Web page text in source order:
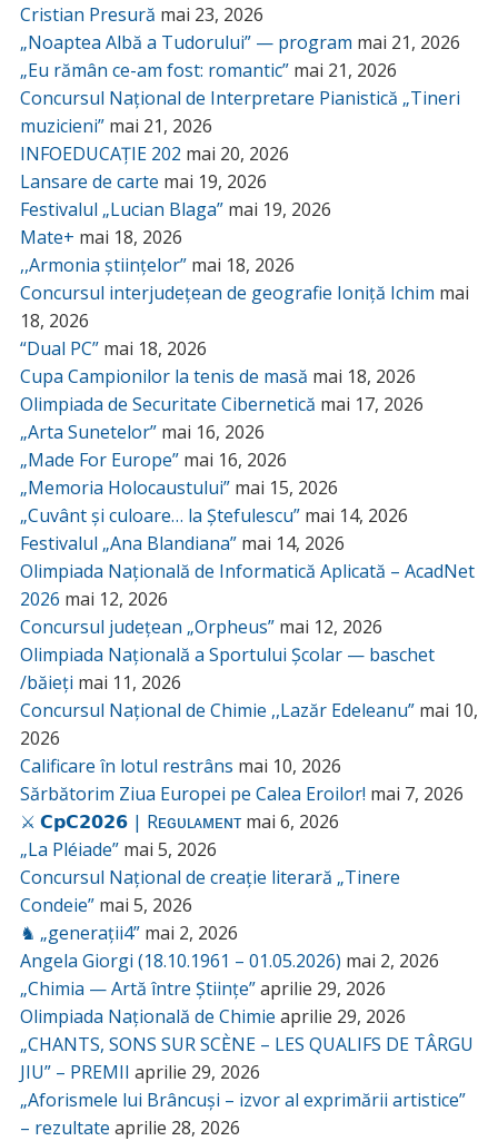
Cristian Presură mai 23, 2026
„Noaptea Albă a Tudorului” — program mai 21, 2026
„Eu rămân ce-am fost: romantic” mai 21, 2026
Concursul Național de Interpretare Pianistică „Tineri
muzicieni” mai 21, 2026
INFOEDUCAȚIE 202 mai 20, 2026
Lansare de carte mai 19, 2026
Festivalul „Lucian Blaga” mai 19, 2026
Mate+ mai 18, 2026
,,Armonia științelor” mai 18, 2026
Concursul interjudețean de geografie Ioniță Ichim mai
18, 2026
“Dual PC” mai 18, 2026
Cupa Campionilor la tenis de masă mai 18, 2026
Olimpiada de Securitate Cibernetică mai 17, 2026
„Arta Sunetelor” mai 16, 2026
„Made For Europe” mai 16, 2026
„Memoria Holocaustului” mai 15, 2026
„Cuvânt și culoare… la Ștefulescu” mai 14, 2026
Festivalul „Ana Blandiana” mai 14, 2026
Olimpiada Națională de Informatică Aplicată – AcadNet
2026 mai 12, 2026
Concursul județean „Orpheus” mai 12, 2026
Olimpiada Națională a Sportului Școlar — baschet
/băieți mai 11, 2026
Concursul Național de Chimie ,,Lazăr Edeleanu” mai 10,
2026
Calificare în lotul restrâns mai 10, 2026
Sărbătorim Ziua Europei pe Calea Eroilor! mai 7, 2026
⚔️ 𝗖𝗽𝗖𝟮𝟬𝟮𝟲 | Rᴇɢᴜʟᴀᴍᴇɴᴛ mai 6, 2026
„La Pléiade” mai 5, 2026
Concursul Național de creație literară „Tinere
Condeie” mai 5, 2026
♞ „generații4” mai 2, 2026
Angela Giorgi (18.10.1961 – 01.05.2026) mai 2, 2026
„Chimia — Artă între Științe”aprilie 29, 2026
Olimpiada Națională de Chimie aprilie 29, 2026
„CHANTS, SONS SUR SCÈNE – LES QUALIFS DE TÂRGU
JIU” – PREMII aprilie 29, 2026
„Aforismele lui Brâncuși – izvor al exprimării artistice”
– rezultate aprilie 28, 2026